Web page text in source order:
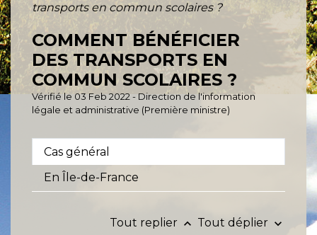
transports en commun scolaires ?
COMMENT BÉNÉFICIER
DES TRANSPORTS EN
COMMUN SCOLAIRES ?
Vérifié le 03 Feb 2022 - Direction de l'information
légale et administrative (Première ministre)
Cas général
En Île-de-France
Tout replier keyboard_arrow_up Tout déplier keyboard_arrow_down